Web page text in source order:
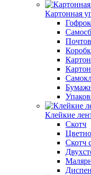
Картонная
Картон
Клейкие
Скотч
Скотч